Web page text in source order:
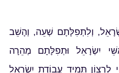
וְלִתְפִלָּתָם שְׁעֵה, וְהָשֵׁב
יִשְׂרָאֵל וּתְפִלָּתָם מְהֵרָה
לְרָצוֹן תָּמִיד עֲבוֹדַת יִשְׂרָאֵל